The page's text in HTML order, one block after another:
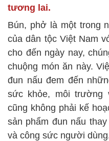
tương lai.
Bún, phở là một trong
của dân tộc Việt Nam
cho đến ngày nay,
chuộng món ăn này.
đun nấu đem đến
sức khỏe, môi trường
cũng không phải kế
sản phẩm đun nấu
và công sức người